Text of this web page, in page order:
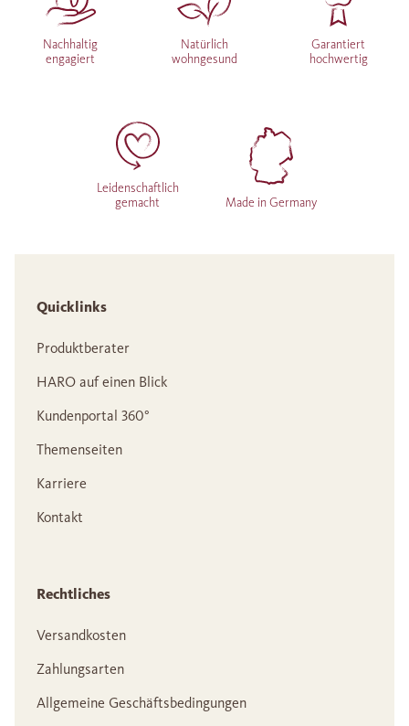
Nachhaltig
engagiert
Natürlich
wohngesund
Garantiert
hochwertig
Leidenschaftlich
gemacht
Made in Germany
Quicklinks
Produktberater
HARO auf einen Blick
Kundenportal 360°
Themenseiten
Karriere
Kontakt
Rechtliches
Versandkosten
Zahlungsarten
Allgemeine Geschäftsbedingungen